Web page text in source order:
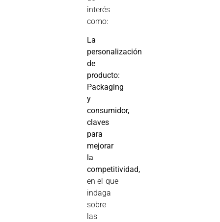
interés
como:
La
personalización
de
producto:
Packaging
y
consumidor,
claves
para
mejorar
la
competitividad,
en el que
indaga
sobre
las